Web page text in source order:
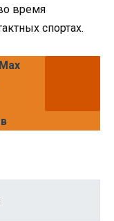
время
спортах.